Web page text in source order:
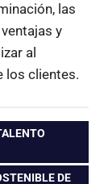
las
y
al
los clientes.
DE